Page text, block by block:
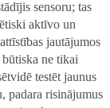
sensoru; tas
aktīvo un
jautājumos
ne tikai
testēt jaunus
padara risinājumus